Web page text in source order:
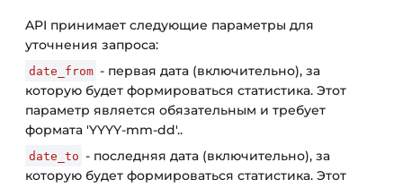
API принимает следующие параметры для
уточнения запроса:
date_from - первая дата (включительно), за
которую будет формироваться статистика. Этот
параметр является обязательным и требует
формата 'YYYY-mm-dd'..
date_to - последняя дата (включительно), за
которую будет формироваться статистика. Этот